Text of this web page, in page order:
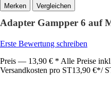
Vergleichen
Adapter Gampper 6 auf
Erste Bewertung schreiben
Preis — 13,90 € * Alle Preise
Versandkosten pro ST13,90 €*/